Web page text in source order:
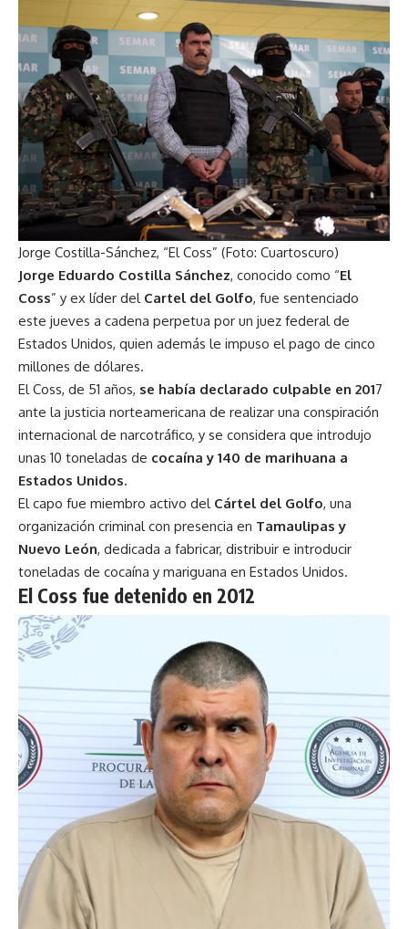
Jorge Costilla-Sánchez, “El Coss” (Foto: Cuartoscuro)
Jorge Eduardo Costilla Sánchez, conocido como “El
Coss” y ex líder del Cartel del Golfo, fue sentenciado
este jueves a cadena perpetua por un juez federal de
Estados Unidos, quien además le impuso el pago de cinco
millones de dólares.
El Coss, de 51 años, se había declarado culpable en 2017
ante la justicia norteamericana de realizar una conspiración
internacional de narcotráfico, y se considera que introdujo
unas 10 toneladas de cocaína y 140 de marihuana a
Estados Unidos.
El capo fue miembro activo delCártel del Golfo, una
organización criminal con presencia en Tamaulipas y
Nuevo León, dedicada a fabricar, distribuir e introducir
toneladas de cocaína y mariguana en Estados Unidos.
El Coss fue detenido en 2012